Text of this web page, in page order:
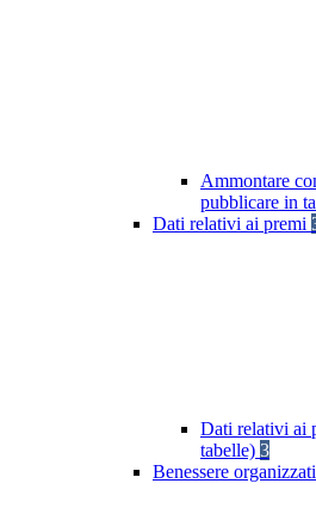
Ammontare
pubblicare in
Dati relativi ai premi
Dati relativi ai
tabelle) 3
Benessere